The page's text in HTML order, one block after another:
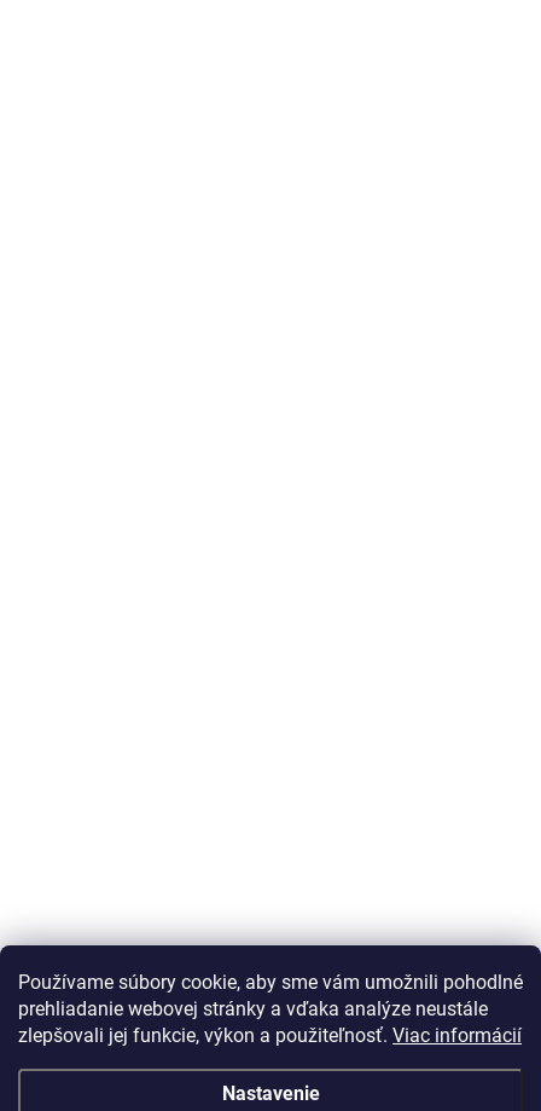
Používame súbory cookie, aby sme vám umožnili pohodlné
prehliadanie webovej stránky a vďaka analýze neustále
zlepšovali jej funkcie, výkon a použiteľnosť. Viac informácií
Nastavenie
Vážený zákazník Info o DOT pneu nepodávame, vek